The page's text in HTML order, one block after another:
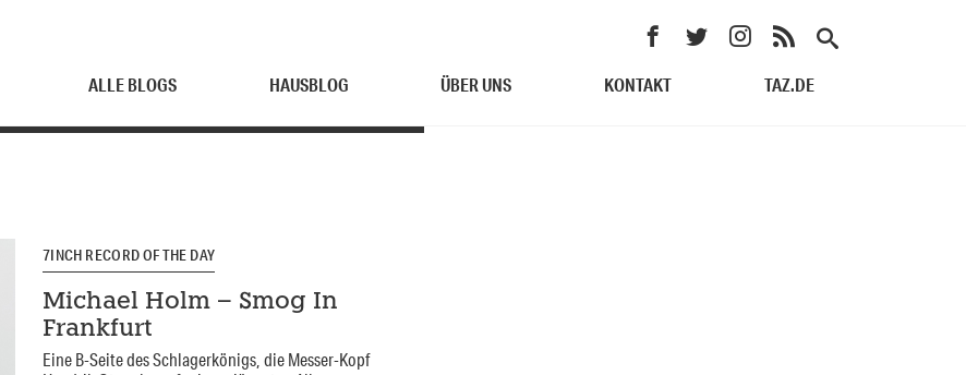
ALLE BLOGS HAUSBLOG ÜBER UNS KONTAKT TAZ.DE
7INCH RECORD OF THE DAY
Michael Holm – Smog In
Frankfurt
Eine B-Seite des Schlagerkönigs, die Messer-Kopf